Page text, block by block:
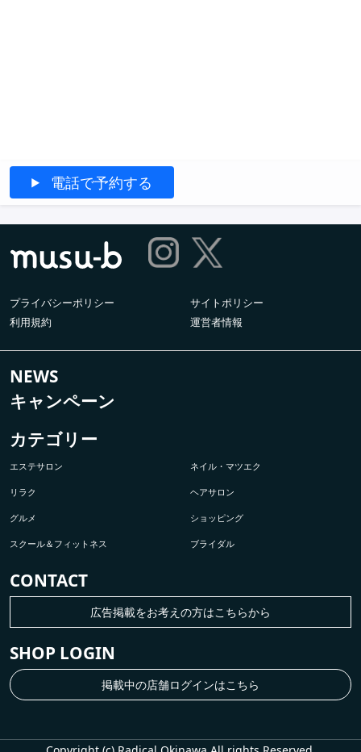
電話で予約する
プライバシーポリシー
サイトポリシー
利用規約
運営者情報
NEWS
キャンペーン
カテゴリー
エステサロン ネイル・マツエク
リラク ヘアサロン
グルメ ショッピング
スクール＆フィットネス ブライダル
SHOP LOGIN
掲載中の店舗ログインはこちら
CONTACT
広告掲載をお考えの方はこちらから